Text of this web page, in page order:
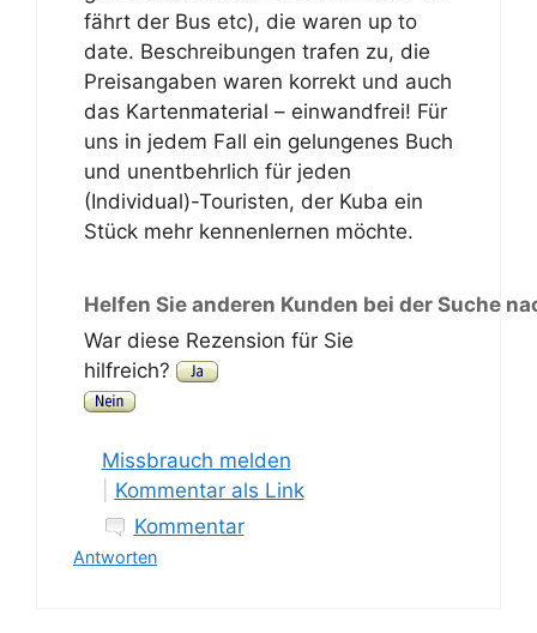
fährt der Bus etc), die waren up to
date. Beschreibungen trafen zu, die
Preisangaben waren korrekt und auch
das Kartenmaterial – einwandfrei! Für
uns in jedem Fall ein gelungenes Buch
und unentbehrlich für jeden
(Individual)-Touristen, der Kuba ein
Stück mehr kennenlernen möchte.
Helfen Sie anderen Kunden bei der Suche
War diese Rezension für Sie
hilfreich?
Missbrauch melden
Kommentar als Link
Kommentar
Antworten